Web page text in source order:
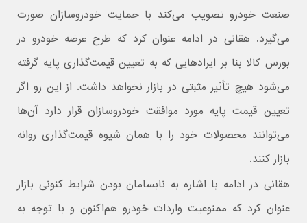
صنعت خودرو تصویب می‌کند با حمایت خودروسازان صورت
می‌گیرد. هقانی در ادامه عنوان کرد که طرح عرضه خودرو در
بورس کالا بنا بر ایرادهایی که به تعیین قیمت‌گذاری پایه گرفته
می‌شود هیچ تأثیر مثبتی در بازار نخواهد داشت. از این رو اگر
تعیین قیمت پایه مورد موافقت خودروسازان قرار دارد آن‌ها
می‌توانند محصولات خود را با همان شیوه قیمت‌گذاری روانه
بازار کنند.
هقانی در ادامه با اشاره به نابسامان بودن شرایط کنونی بازار
عنوان کرد که ممنوعیت واردات خودرو هم‌اکنون و با توجه به